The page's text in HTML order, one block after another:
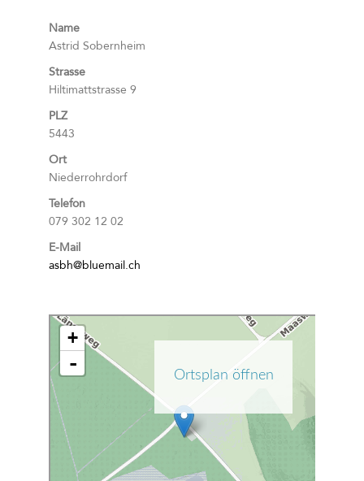
Name
Astrid Sobernheim
Strasse
Hiltimattstrasse 9
PLZ
5443
Ort
Niederrohrdorf
Telefon
079 302 12 02
E-Mail
asbh@bluemail.ch